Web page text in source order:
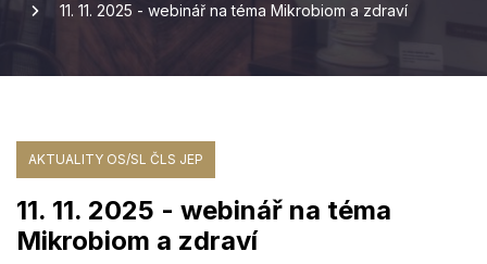
11. 11. 2025 - webinář na téma Mikrobiom a zdraví
AKTUALITY OS/SL ČLS JEP
11. 11. 2025 - webinář na téma
Mikrobiom a zdraví